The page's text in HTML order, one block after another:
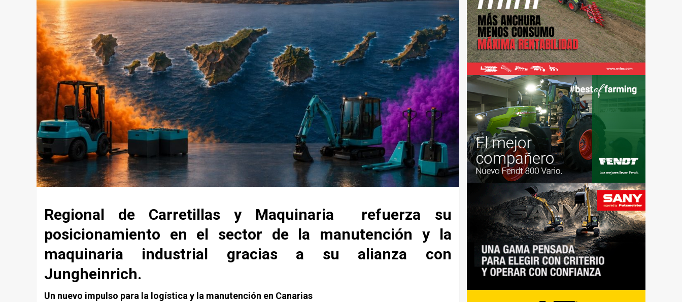
Regional de Carretillas y Maquinaria refuerza su
posicionamiento en el sector de la manutención y la
maquinaria industrial gracias a su alianza con
Jungheinrich.
Un nuevo impulso para la logística y la manutención en Canarias